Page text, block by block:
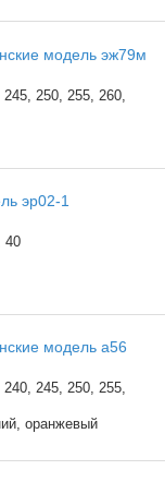
модель эж79м
250, 255, 260,
эр02-1
40
модель а56
245, 250, 255,
оранжевый